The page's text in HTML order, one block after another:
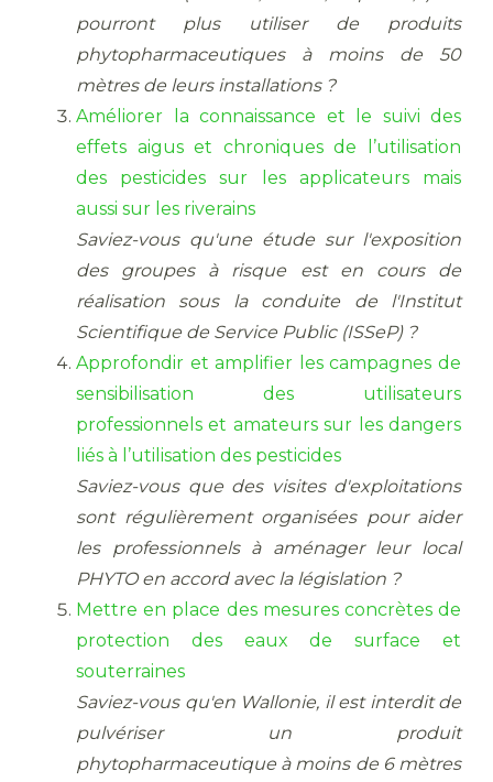
pourront plus utiliser de produits
phytopharmaceutiques à moins de 50
mètres de leurs installations ?
Améliorer la connaissance et le suivi des
effets aigus et chroniques de l’utilisation
des pesticides sur les applicateurs mais
aussi sur les riverains
Saviez-vous qu'une étude sur l'exposition
des groupes à risque est en cours de
réalisation sous la conduite de l'Institut
Scientifique de Service Public (ISSeP) ?
Approfondir et amplifier les campagnes de
sensibilisation des utilisateurs
professionnels et amateurs sur les dangers
liés à l’utilisation des pesticides
Saviez-vous que des visites d'exploitations
sont régulièrement organisées pour aider
les professionnels à aménager leur local
PHYTO en accord avec la législation ?
Mettre en place des mesures concrètes de
protection des eaux de surface et
souterraines
Saviez-vous qu'en Wallonie, il est interdit de
pulvériser un produit
phytopharmaceutique à moins de 6 mètres